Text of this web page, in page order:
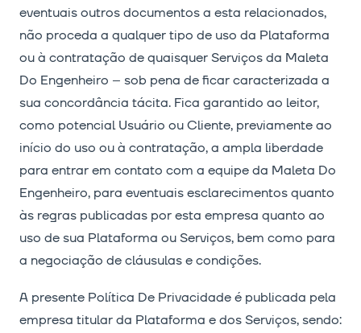
eventuais outros documentos a esta relacionados,
não proceda a qualquer tipo de uso da Plataforma
ou à contratação de quaisquer Serviços da Maleta
Do Engenheiro – sob pena de ficar caracterizada a
sua concordância tácita. Fica garantido ao leitor,
como potencial Usuário ou Cliente, previamente ao
início do uso ou à contratação, a ampla liberdade
para entrar em contato com a equipe da Maleta Do
Engenheiro, para eventuais esclarecimentos quanto
às regras publicadas por esta empresa quanto ao
uso de sua Plataforma ou Serviços, bem como para
a negociação de cláusulas e condições.
A presente Política De Privacidade é publicada pela
empresa titular da Plataforma e dos Serviços, sendo: